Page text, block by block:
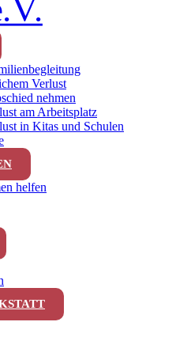
Verlust
nehmen
am Arbeitsplatz
in Kitas und Schulen
helfen